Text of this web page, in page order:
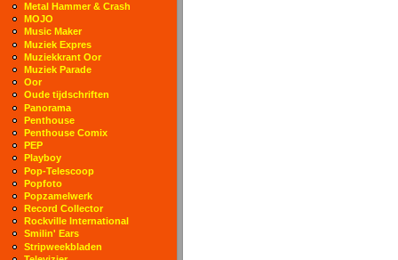
Metal Hammer & Crash
MOJO
Music Maker
Muziek Expres
Muziekkrant Oor
Muziek Parade
Oor
Oude tijdschriften
Panorama
Penthouse
Penthouse Comix
PEP
Playboy
Pop-Telescoop
Popfoto
Popzamelwerk
Record Collector
Rockville International
Smilin' Ears
Stripweekbladen